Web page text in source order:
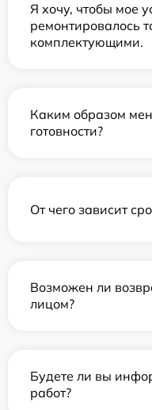
Я хочу, чтобы мое
ремонтировалось
комплектующими.
Каким образом
готовности?
От чего зависит
Возможен ли
лицом?
Будете ли вы
работ?